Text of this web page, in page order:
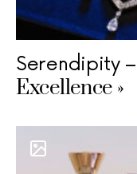
Serendipity
Excellence »